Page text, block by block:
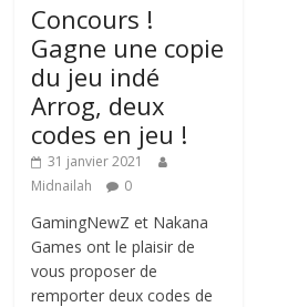
Concours !
Gagne une copie
du jeu indé
Arrog, deux
codes en jeu !
31 janvier 2021
Midnailah
0
GamingNewZ et Nakana
Games ont le plaisir de
vous proposer de
remporter deux codes de